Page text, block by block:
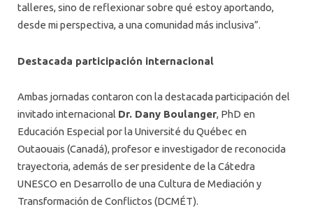
talleres, sino de reflexionar sobre qué estoy aportando,
desde mi perspectiva, a una comunidad más inclusiva”.
Destacada participación internacional
Ambas jornadas contaron con la destacada participación del
invitado internacional Dr. Dany Boulanger, PhD en
Educación Especial por la Université du Québec en
Outaouais (Canadá), profesor e investigador de reconocida
trayectoria, además de ser presidente de la Cátedra
UNESCO en Desarrollo de una Cultura de Mediación y
Transformación de Conflictos (DCMÉT).